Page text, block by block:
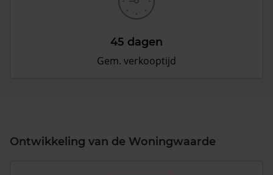
45 dagen
Gem. verkooptijd
Ontwikkeling van de Woningwaarde